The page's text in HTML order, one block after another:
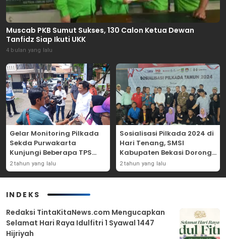
Muscab PKB Sumut Sukses, 130 Calon Ketua Dewan
Tanfidz Siap Ikuti UKK
4 bulan yang lalu
Gelar Monitoring Pilkada
Sekda Purwakarta
Kunjungi Beberapa TPS
Yang Ada Di Purwakarta
2 tahun yang lalu
Sosialisasi Pilkada 2024 di
Hari Tenang, SMSI
Kabupaten Bekasi Dorong
Angka Partisipasi
Masyarakat
2 tahun yang lalu
INDEKS
Redaksi TintaKitaNews.com Mengucapkan
Selamat Hari Raya Idulfitri 1 Syawal 1447
Hijriyah